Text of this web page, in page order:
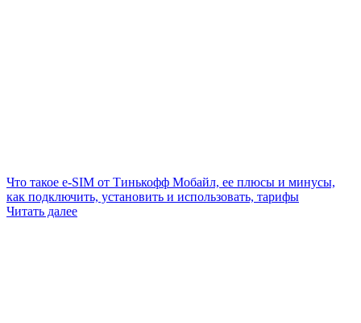
Что такое e-SIM от Тинькофф Мобайл, ее плюсы и минусы,
как подключить, установить и использовать, тарифы
Читать далее